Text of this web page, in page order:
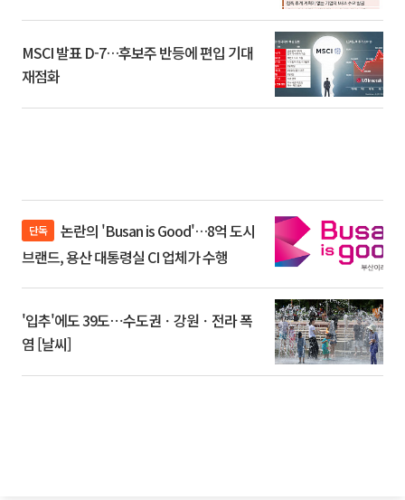
MSCI 발표 D-7…후보주 반등에 편입 기대
재점화
단독
브랜드, 용산 대통령실 CI 업체가 수행
'입추'에도 39도⋯수도권ㆍ강원ㆍ전라 폭
염 [날씨]